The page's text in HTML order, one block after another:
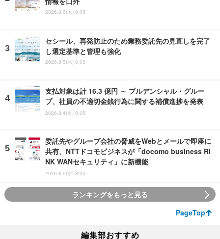
2026.8.6(木) 8:05
セシール、再発防止のため業務委託先の見直しを完了
し選定基準と管理も強化
2026.8.5(水) 8:05
支払対象は計 16.3 億円 ～ プルデンシャル・グルー
プ、社員の不適切金銭行為に関する補償進捗を発表
2026.8.4(火) 8:05
委託先やグループ会社の脅威をWebとメールで即座に
共有、NTTドコモビジネスが「docomo business RI
NK WANセキュリティ」に新機能
2026.8.5(水) 8:00
ランキングをもっと見る
PageTop
編集部おすすめ